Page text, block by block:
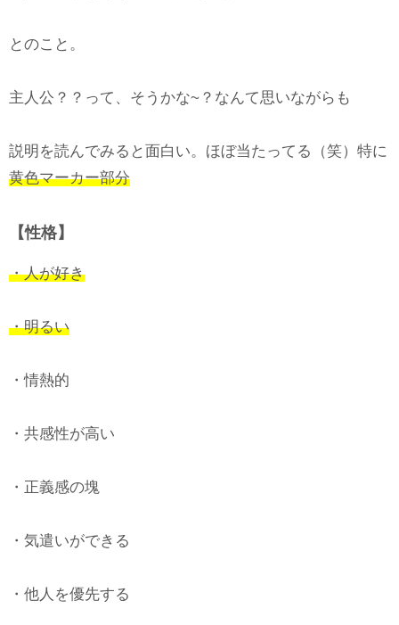
とのこと。
主人公？？って、そうかな~？なんて思いながらも
説明を読んでみると面白い。ほぼ当たってる（笑）特に
黄色マーカー部分
【性格】
・人が好き
・明るい
・情熱的
・共感性が高い
・正義感の塊
・気遣いができる
・他人を優先する